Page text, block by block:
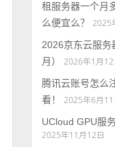
租服务器一个月
么便宜么？
2025
2026京东云服务
月）
2026年1月12
腾讯云账号怎么
看！
2025年6月11
UCloud GPU服
2025年11月12日